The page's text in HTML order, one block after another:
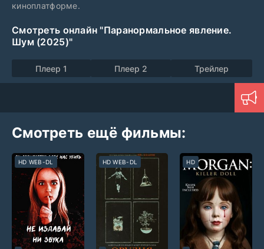
киноплатформе.
Смотреть онлайн "Паранормальное явление.
Шум (2025)"
Плеер 1 Плеер 2 Трейлер
Смотреть ещё фильмы:
HD WEB-DL HD WEB-DL HD